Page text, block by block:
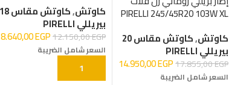
PIRELLI 245/45R20 103W XL
كاوتش,كاوتش مقاس 20
بيريللي PIRELLI
17.855,00EGP
14.950,00EGP
السعر شامل الضريبة
كاوتش,كاوتش مقاس 18
بيريللي PIRELLI
12.150,00EGP
8.640,00EGP
السعر شامل الضريبة
إضافة إلى السلة